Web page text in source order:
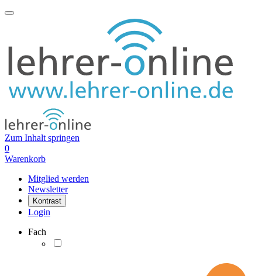
Zum Inhalt springen
0
Warenkorb
Mitglied werden
Newsletter
Kontrast
Login
Fach